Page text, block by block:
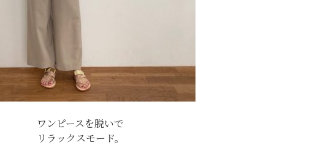
ワンピースを脱いで
リラックスモード。